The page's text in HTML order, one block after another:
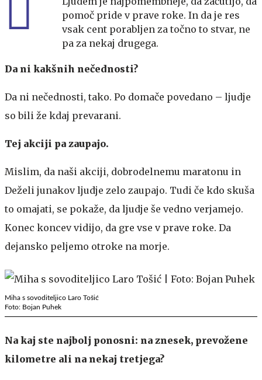
pomoč pride v prave roke. In da je res
vsak cent porabljen za točno to stvar, ne
pa za nekaj drugega.
Da ni kakšnih nečednosti?
Da ni nečednosti, tako. Po domače povedano – ljudje
so bili že kdaj prevarani.
Tej akciji pa zaupajo.
Mislim, da naši akciji, dobrodelnemu maratonu in
Deželi junakov ljudje zelo zaupajo. Tudi če kdo skuša
to omajati, se pokaže, da ljudje še vedno verjamejo.
Konec koncev vidijo, da gre vse v prave roke. Da
dejansko peljemo otroke na morje.
Miha s sovoditeljico Laro Tošić
Foto: Bojan Puhek
Na kaj ste najbolj ponosni: na znesek, prevožene
kilometre ali na nekaj tretjega?